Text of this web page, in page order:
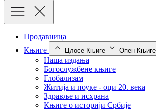
Продавница
Књиге
Цлосе Књиге Опен Књиге
Наша издања
Богослужбене књиге
Глобализам
Житија и поуке - оци 20. века
Здравље и исхрана
Књиге о историји Србије